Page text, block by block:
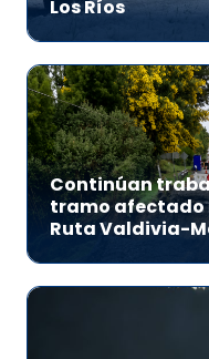
Los Ríos
Continúan
tramo afectado
Ruta Valdivia-